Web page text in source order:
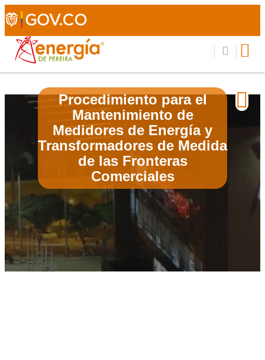
Procedimiento para el
Mantenimiento de
Medidores de Energía y
Transformadores de Medida
de las Fronteras
Comerciales